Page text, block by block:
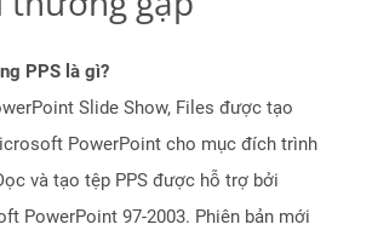
PPS là gì?
Slide Show, Files được tạo
PowerPoint cho mục đích trình
và tạo tệp PPS được hỗ trợ bởi
PowerPoint 97-2003. Phiên bản mới